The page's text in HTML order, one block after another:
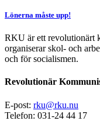
Lönerna måste upp!
RKU är ett revolutionärt
organiserar skol- och
och för socialismen.
Revolutionär
E-post: rku@rku.nu
Telefon: 031-24 44 17